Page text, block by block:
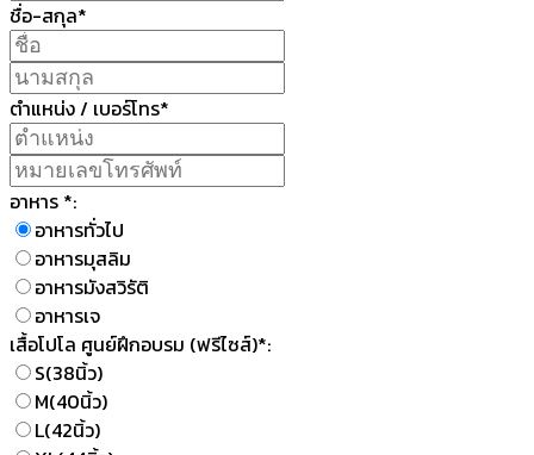
ชื่อ-สกุล*
ตำแหน่ง / เบอร์โทร*
อาหาร *:
อาหารทั่วไป
อาหารมุสลิม
อาหารมังสวิรัติ
อาหารเจ
เสื้อโปโล ศูนย์ฝึกอบรม (ฟรีไซส์)*:
S(38นิ้ว)
M(40นิ้ว)
L(42นิ้ว)